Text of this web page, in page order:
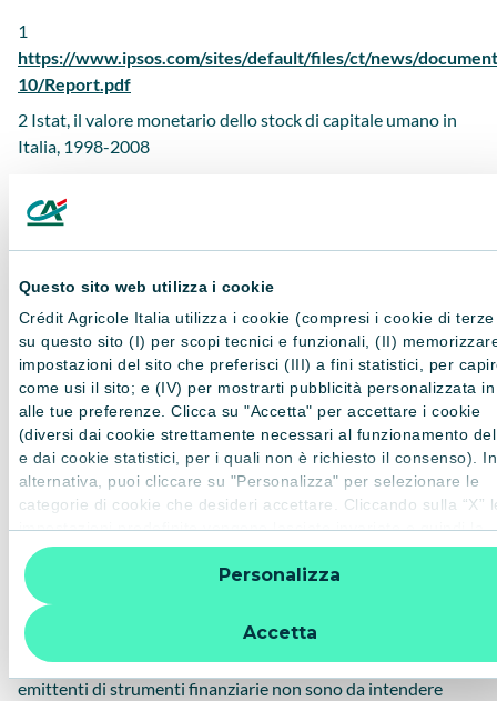
Questo sito web utilizza i cookie
Crédit Agricole Italia utilizza i cookie (compresi i cookie di
su questo sito (I) per scopi tecnici e funzionali, (II)
impostazioni del sito che preferisci (III) a fini statistici, per
come usi il sito; e (IV) per mostrarti pubblicità personalizzata
alle tue preferenze. Clicca su "Accetta" per accettare i cookie
(diversi dai cookie strettamente necessari al funzionamento
e dai cookie statistici, per i quali non è richiesto il consenso). In
alternativa, puoi cliccare su "Personalizza" per selezionare le
categorie di cookie che desideri accettare. Cliccando sulla “X”
impostazioni predefinite vengono lasciate invariate e quindi la
navigazione può continuare senza cookie o altri strumenti di
tracciamento diversi da quelli tecnici. Per ulteriori informazioni:
informativa privacy
Accetta
Personalizza
1
https://www.ipsos.com/sites/default/files/ct/news/
10/Report.pdf
2 Istat, il valore monetario dello stock di capitale umano in
Italia, 1998-2008
Il presente contenuto è una comunicazione di marketing
redatta da Amundi SGR S.p.A., (“Amundi”) per conto delle
società del Gruppo Bancario Crédit Agricole Italia (“Banche”)
e da queste indirizzata a un pubblico indistinto (di seguito i
“Destinatari” o singolarmente il “Destinatario”) a titolo
meramente informativo e/o pubblicitario/promozionale.
Amundi appartiene al medesimo Gruppo al quale
appartengono le Banche e pertanto potrebbero presentarsi
potenziali conflitti di interessi. Inoltre, le informazioni
contenute potrebbero avere a oggetto strumenti finanziari
rispetto ai quali Amundi e/o le Banche potrebbero trovarsi in
una situazione di conflitto d’interesse. I contenuti della
presente sezione non rappresentano in nessun caso
un’offerta di acquisto o di vendita di prodotti finanziari, una
raccomandazione avente a oggetto strumenti finanziari o
emittenti di strumenti finanziarie non sono da intendere